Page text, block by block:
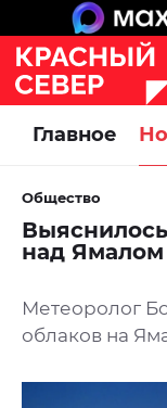
Главное
Общество
над Ямалом
Метеоролог
облаков на